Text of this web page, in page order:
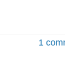
1